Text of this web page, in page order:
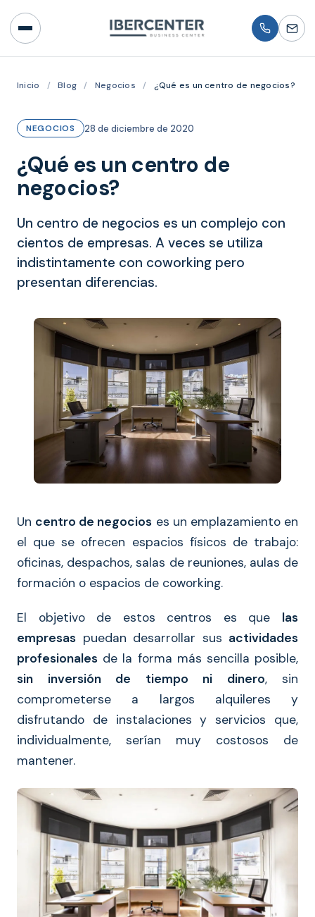
Inicio / Blog / Negocios / ¿Qué es un centro de negocios?
NEGOCIOS 28 de diciembre de 2020
¿Qué es un centro de
negocios?
Un centro de negocios es un complejo con
cientos de empresas. A veces se utiliza
indistintamente con coworking pero
presentan diferencias.
Un centro de negocios es un emplazamiento en
el que se ofrecen espacios físicos de trabajo:
oficinas, despachos, salas de reuniones, aulas de
formación o espacios de coworking.
El objetivo de estos centros es que las
empresas puedan desarrollar sus actividades
profesionales de la forma más sencilla posible,
sin inversión de tiempo ni dinero, sin
comprometerse a largos alquileres y
disfrutando de instalaciones y servicios que,
individualmente, serían muy costosos de
mantener.